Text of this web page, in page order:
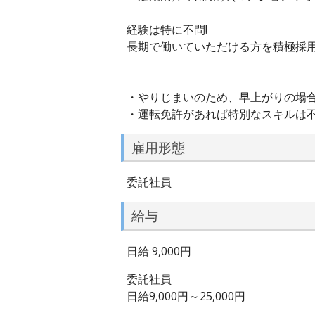
経験は特に不問!
長期で働いていただける方を積極採
・やりじまいのため、早上がりの場
・運転免許があれば特別なスキルは
雇用形態
委託社員
給与
日給 9,000円
委託社員
日給9,000円～25,000円